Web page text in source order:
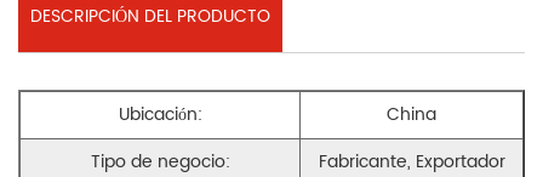
DESCRIPCIÓN DEL PRODUCTO
Ubicación:
China
Tipo de negocio:
Fabricante, Exportador